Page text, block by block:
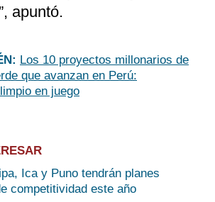
apuntó.
Los 10 proyectos millonarios de
que avanzan en Perú:
en juego
Ica y Puno tendrán planes
competitividad este año